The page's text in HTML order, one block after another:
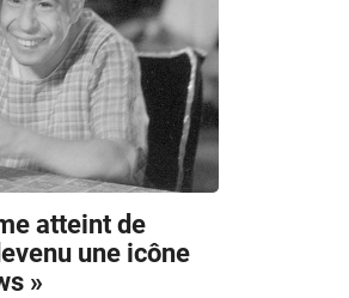
atteint de
une icône
»